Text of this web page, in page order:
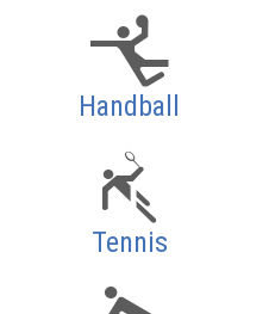
Handball
Tennis